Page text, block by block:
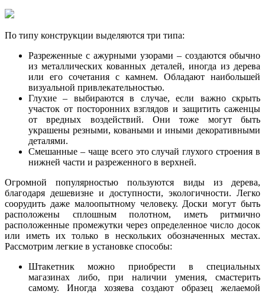
По типу конструкции выделяются три типа:
Разреженные с ажурными узорами – создаются обычно
из металлических кованных деталей, иногда из дерева
или его сочетания с камнем. Обладают наибольшей
визуальной привлекательностью.
Глухие – выбираются в случае, если важно скрыть
участок от посторонних взглядов и защитить саженцы
от вредных воздействий. Они тоже могут быть
украшены резными, коваными и иными декоративными
деталями.
Смешанные – чаще всего это случай глухого строения в
нижней части и разреженного в верхней.
Огромной популярностью пользуются виды из дерева,
благодаря дешевизне и доступности, экологичности. Легко
соорудить даже малоопытному человеку. Доски могут быть
расположены сплошным полотном, иметь ритмично
расположенные промежутки через определенное число досок
или иметь их только в нескольких обозначенных местах.
Рассмотрим легкие в установке способы:
Штакетник можно приобрести в специальных
магазинах либо, при наличии умения, смастерить
самому. Иногда хозяева создают образец желаемой